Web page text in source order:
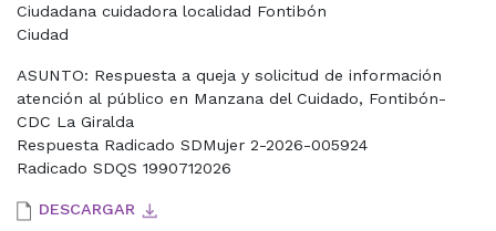
Ciudadana cuidadora localidad Fontibón
Ciudad
ASUNTO: Respuesta a queja y solicitud de información
atención al público en Manzana del Cuidado, Fontibón-
CDC La Giralda
Respuesta Radicado SDMujer 2-2026-005924
Radicado SDQS 1990712026
DESCARGAR